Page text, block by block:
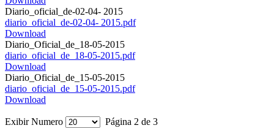
Diario_oficial_de-02-04- 2015
diario_oficial_de-02-04- 2015.pdf
Download
Diario_Oficial_de_18-05-2015
diario_oficial_de_18-05-2015.pdf
Download
Diario_Oficial_de_15-05-2015
diario_oficial_de_15-05-2015.pdf
Download
Exibir Numero Página 2 de 3